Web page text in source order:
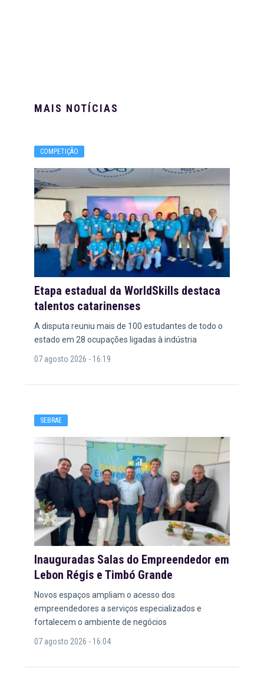
MAIS NOTÍCIAS
COMPETIÇÃO
Etapa estadual da WorldSkills destaca
talentos catarinenses
A disputa reuniu mais de 100 estudantes de todo o
estado em 28 ocupações ligadas à indústria
07 agosto 2026 - 16:19
SEBRAE
Inauguradas Salas do Empreendedor em
Lebon Régis e Timbó Grande
Novos espaços ampliam o acesso dos
empreendedores a serviços especializados e
fortalecem o ambiente de negócios
07 agosto 2026 - 16:04